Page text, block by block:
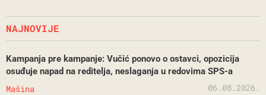
NAJNOVIJE
Kampanja pre kampanje: Vučić ponovo o ostavci, opozicija
osuđuje napad na reditelja, neslaganja u redovima SPS-a
Mašina 06.08.2026.